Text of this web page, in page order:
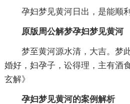
孕妇梦见黄河日出，是能顺利
原版周公解梦孕妇梦见黄河
梦至黄河源水清，大吉。梦
婚好，妇孕子，讼得理，主有酒
玄解》
孕妇梦见黄河的案例解析